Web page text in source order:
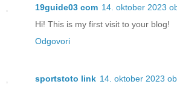
19guide03 com 14. oktober 2023
Hi! This is my first visit to your blog!
Odgovori
sportstoto link 14. oktober 2023